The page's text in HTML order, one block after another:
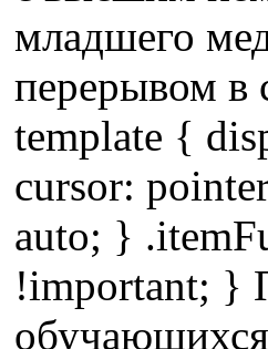
младшего
перерывом в
template {
cursor:
auto; }
!important; }